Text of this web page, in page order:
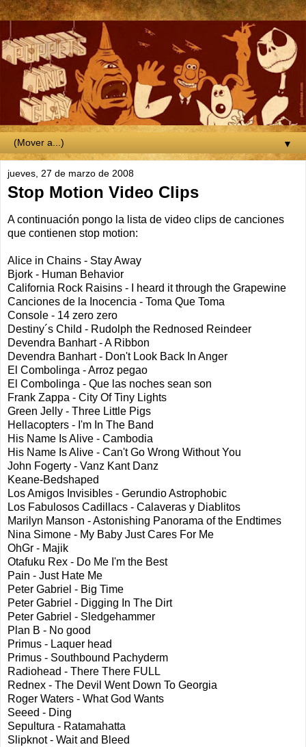
▼
jueves, 27 de marzo de 2008
Stop Motion Video Clips
A continuación pongo la lista de video clips de canciones
que contienen stop motion:
Alice in Chains - Stay Away
Bjork - Human Behavior
California Rock Raisins - I heard it through the Grapewine
Canciones de la Inocencia - Toma Que Toma
Console - 14 zero zero
Destiny´s Child - Rudolph the Rednosed Reindeer
Devendra Banhart - A Ribbon
Devendra Banhart - Don't Look Back In Anger
El Combolinga - Arroz pegao
El Combolinga - Que las noches sean son
Frank Zappa - City Of Tiny Lights
Green Jelly - Three Little Pigs
Hellacopters - I'm In The Band
His Name Is Alive - Cambodia
His Name Is Alive - Can't Go Wrong Without You
John Fogerty - Vanz Kant Danz
Keane-Bedshaped
Los Amigos Invisibles - Gerundio Astrophobic
Los Fabulosos Cadillacs - Calaveras y Diablitos
Marilyn Manson - Astonishing Panorama of the Endtimes
Nina Simone - My Baby Just Cares For Me
OhGr - Majik
Otafuku Rex - Do Me I'm the Best
Pain - Just Hate Me
Peter Gabriel - Big Time
Peter Gabriel - Digging In The Dirt
Peter Gabriel - Sledgehammer
Plan B - No good
Primus - Laquer head
Primus - Southbound Pachyderm
Radiohead - There There FULL
Rednex - The Devil Went Down To Georgia
Roger Waters - What God Wants
Seeed - Ding
Sepultura - Ratamahatta
Slipknot - Wait and Bleed